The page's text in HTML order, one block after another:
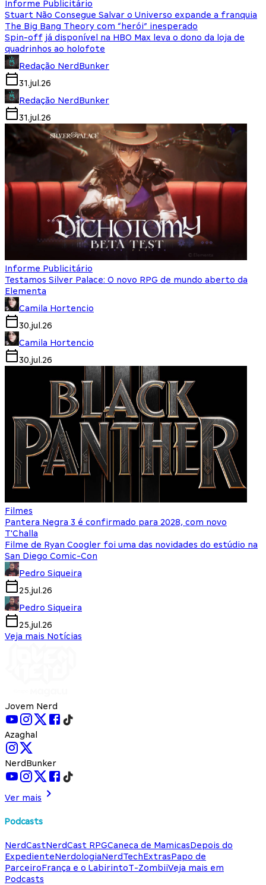
Informe Publicitário
Stuart Não Consegue Salvar o Universo expande a franquia
The Big Bang Theory com “herói” inesperado
Spin-off já disponível na HBO Max leva o dono da loja de
quadrinhos ao holofote
Redação NerdBunker
31.jul.26
Redação NerdBunker
31.jul.26
Informe Publicitário
Testamos Silver Palace: O novo RPG de mundo aberto da
Elementa
Camila Hortencio
30.jul.26
Camila Hortencio
30.jul.26
Filmes
Pantera Negra 3 é confirmado para 2028, com novo
T'Challa
Filme de Ryan Coogler foi uma das novidades do estúdio na
San Diego Comic-Con
Pedro Siqueira
25.jul.26
Pedro Siqueira
25.jul.26
Veja mais Notícias
Jovem Nerd
Azaghal
NerdBunker
Ver mais
Podcasts
NerdCastNerdCast RPGCaneca de MamicasDepois do
ExpedienteNerdologiaNerdTechExtrasPapo de
ParceiroFrança e o LabirintoT-ZombiiVeja mais em
Podcasts